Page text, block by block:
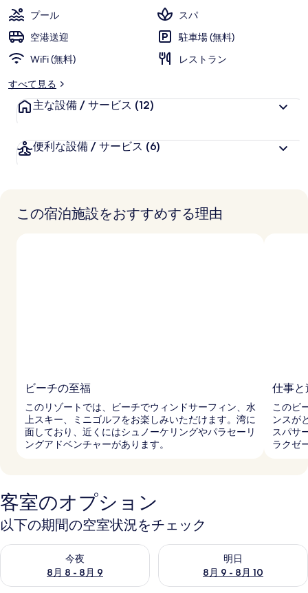
ト
の
写
真
プール
スパ
空港送迎
駐車場 (無料)
WiFi (無料)
レストラン
すべて見る
主な設備 / サービス (12)
便利な設備 / サービス (6)
この宿泊施設をおすすめする理由
ビーチの至福
このリゾートでは、ビーチでウィンドサーフィン、水
上スキー、ミニゴルフをお楽しみいただけます。湾に
面しており、近くにはシュノーケリングやパラセーリ
ングアドベンチャーがあります。
仕事と
このビ
ンスが
スパサ
ラクゼ
客室のオプション
以下の期間の空室状況をチェック
今夜
8月 8 - 8月 9
今夜 8月 8 - 8月 9 の空室状況をチェック
明日
8月 9 - 8月 10
明日 8月 9 - 8月 10 の空室状